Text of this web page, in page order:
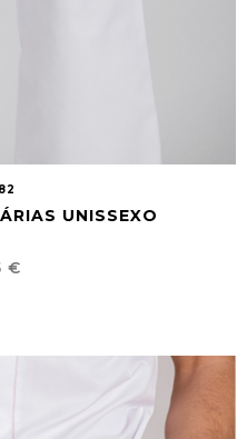
82
UNISSEXO
€